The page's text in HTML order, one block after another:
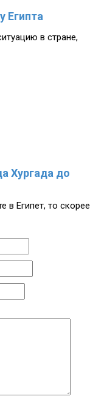
Египта
в стране,
Хургада до
в Египет, то скорее